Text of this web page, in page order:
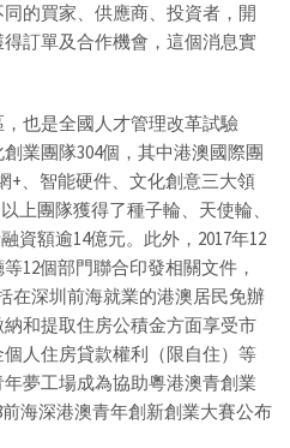
的買家、供應商、投資者，開
訂單及合作機會，這個消息實
也是全國人才管理改革試驗
業團隊304個，其中港澳國際團
+、智能硬件、文化創意三大領
上團隊獲得了種子輪、天使輪、
資額逾14億元。此外，2017年12
12個部門聯合印發相關文件，
在深圳前海就業的港澳居民免辦
納和提取住房公積金方面享受市
人住房貸款權利（限自住）等
夢工場成為協助粵港澳青創業
海深港澳青年創新創業大賽公布